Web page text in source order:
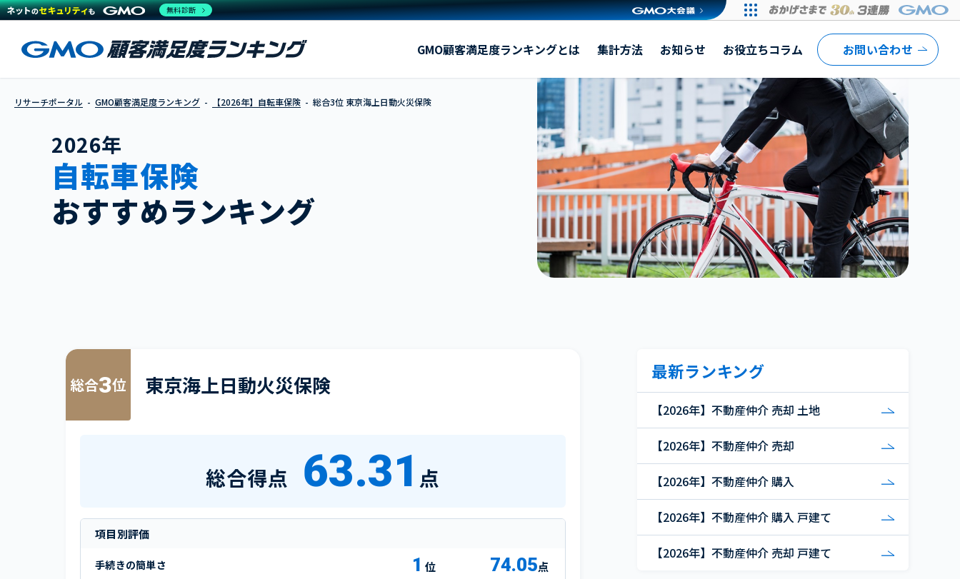
東京海上日動火災保険GMO顧客満足度ランキングとは 集計方法 お知らせ お役立ちコラム お問い合わせ
リサーチポータル GMO顧客満足度ランキング 【2026年】自転車保険 総合3位 東京海上日動火災保険
2026年
自転車保険
おすすめランキング
総合3位 東京海上日動火災保険
総合得点 63.31 点
項目別評価
手続きの簡単さ 1 74.05点
最新ランキング
【2026年】不動産仲介 売却 土地
【2026年】不動産仲介 売却
【2026年】不動産仲介 購入
【2026年】不動産仲介 購入 戸建て
【2026年】不動産仲介 売却 戸建て
無料診断